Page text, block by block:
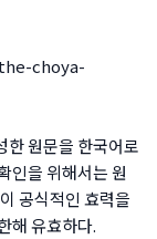
choya-
한 원문을 한국어로
인을 위해서는 원
공식적인 효력을
해 유효하다.